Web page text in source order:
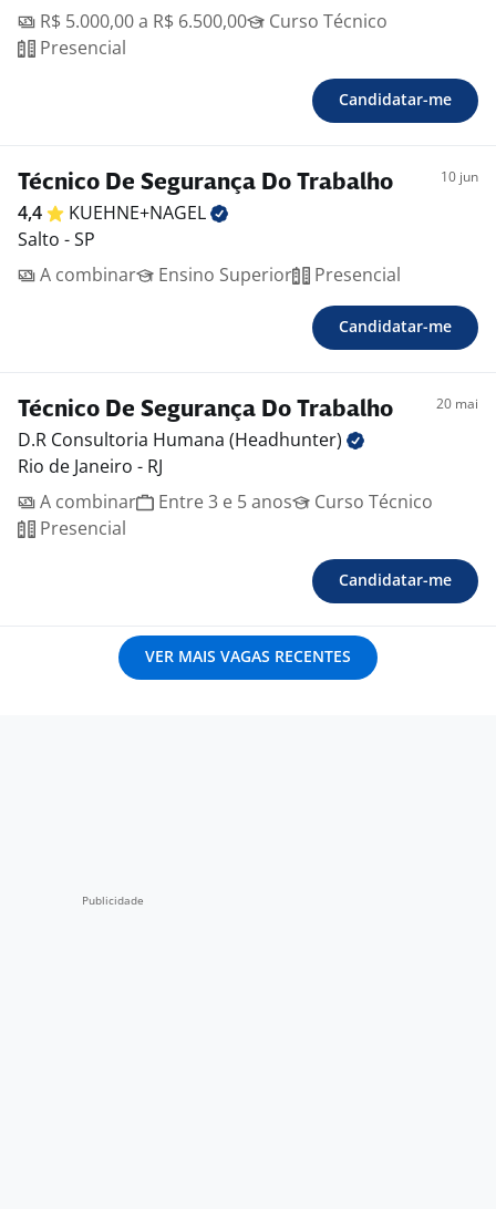
R$ 5.000,00 a R$ 6.500,00
Curso Técnico
Presencial
Candidatar-me
Técnico De Segurança Do Trabalho 10 jun
4,4
KUEHNE+NAGEL
Salto - SP
A combinar
Ensino Superior Presencial
Candidatar-me
Técnico De Segurança Do Trabalho 20 mai
D.R Consultoria Humana (Headhunter)
Rio de Janeiro - RJ
A combinar
Entre 3 e 5 anos
Curso Técnico
Presencial
Candidatar-me
VER MAIS VAGAS RECENTES